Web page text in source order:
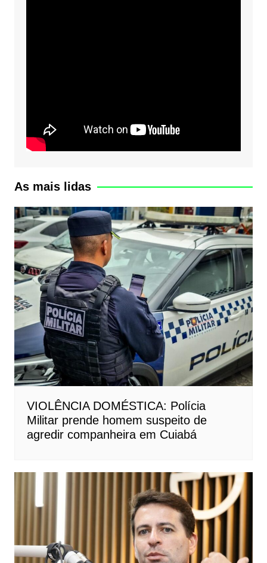
As mais lidas
VIOLÊNCIA DOMÉSTICA: Polícia
Militar prende homem suspeito de
agredir companheira em Cuiabá